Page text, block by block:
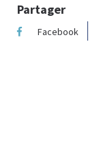
Partager
Facebook